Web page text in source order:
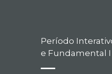
Período
e Fundamental I